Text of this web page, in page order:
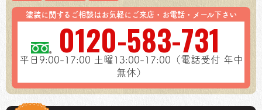
塗装に関するご相談はお気軽にご来店・お電話・メール下さい
0120-583-731
平日9:00-17:00 土曜13:00-17:00（電話受付 年中
無休）